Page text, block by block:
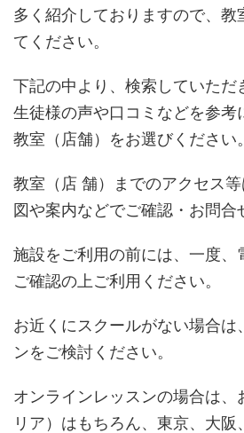
多く紹介しておりますので、教
てください。
下記の中より、検索していただ
生徒様の声や口コミなどを参考
教室（店舗）をお選びください。
教室（店 舗）までのアクセス
図や案内などでご確認・お問合
施設をご利用の前には、一度、
ご確認の上ご利用ください。
お近くにスクールがない場合は
ンをご検討ください。
オンラインレッスンの場合は、
リア）はもちろん、東京、大